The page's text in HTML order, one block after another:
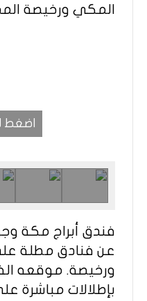
اضغط
فندق أبراج مكة
عن فنادق مطلة
ورخيصة. موقعه
بإطلالات مباشرة